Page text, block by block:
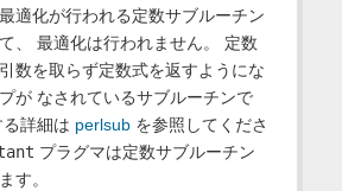
適化が行われる定数サブルーチン
、 最適化は行われません。 定数
数を取らず定数式を返すようにな
が なされているサブルーチンで
詳細は perlsubを参照してくださ
プラグマは定数サブルーチン
す。